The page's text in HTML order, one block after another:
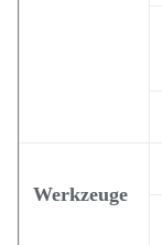
Werkzeuge